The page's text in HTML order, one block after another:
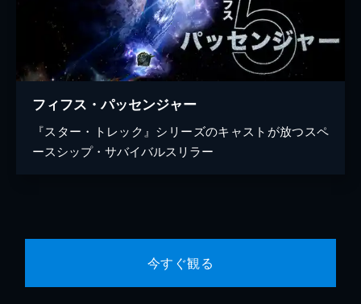
フィフス・パッセンジャー
『スター・トレック』シリーズのキャストが放つスペ
ースシップ・サバイバルスリラー
今すぐ観る